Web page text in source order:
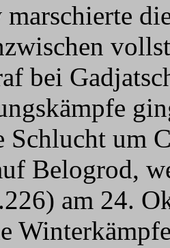
marschierte
bei
Schlucht um
Belogrod,
am 24.